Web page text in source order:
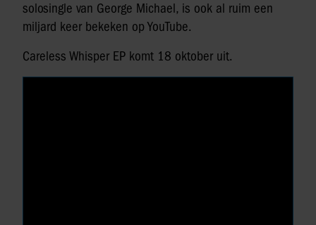
solosingle van George Michael, is ook al ruim een
miljard keer bekeken op YouTube.
Careless Whisper EP komt 18 oktober uit.